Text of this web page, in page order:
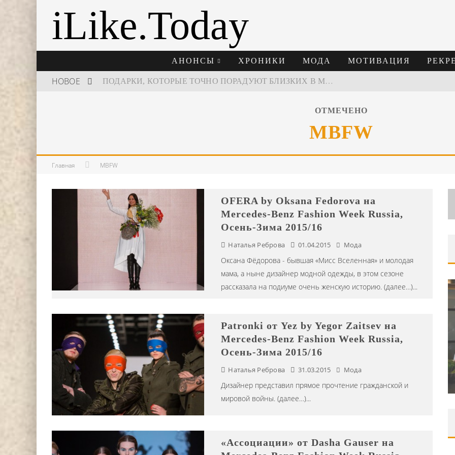
iLike.Today
АНОНСЫ ХРОНИКИ МОДА МОТИВАЦИЯ
НОВОЕ
ПОДАРКИ, КОТОРЫЕ ТОЧНО ПОРАДУЮТ БЛИЗКИХ В МАЙСКИЕ ПРАЗДНИКИ
В МОСКВЕ СОСТОЯЛСЯ ПЯТЫЙ СЕЗОН НЕДЕЛИ ВЫСОКОЙ МОДЫ РОССИИ
НЕДЕЛЯ ВЫСОКОЙ МОДЫ РОССИИ: НОВАЯ ГЛАВА ОТЕЧЕСТВЕННОГО КУТЮРА
ОТМЕЧЕНО
MBFW
Главная MBFW
OFERA by Oksana Fedorova на
Mercedes-Benz Fashion Week Russia,
Осень-Зима 2015/16
Наталья Реброва 01.04.2015 Мода
Оксана Фёдорова - бывшая «Мисс Вселенная» и молодая
мама, а ныне дизайнер модной одежды, в этом сезоне
рассказала на подиуме очень женскую историю. (далее…)...
Patronki от Yez by Yegor Zaitsev на
Mercedes-Benz Fashion Week Russia,
Осень-Зима 2015/16
Наталья Реброва 31.03.2015 Мода
Дизайнер представил прямое прочтение гражданской и
мировой войны. (далее…)...
«Ассоциации» от Dasha Gauser на
DJ НИККА ЛОРАК (NIKKA LORAK)
СТАЛА ХЕДЛАЙНЕРОМ ФЕСТИВАЛЯ
АНАНДА 2024 Г.
Editor iLike.Today 15.07.2024
ШКОЛА ШЕФА: КУХНЯ НОВОГО